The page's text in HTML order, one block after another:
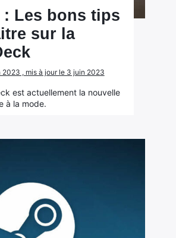
: Les bons tips
sur la
2023 , mis à jour le 3 juin 2023
est actuellement la nouvelle
à la mode.